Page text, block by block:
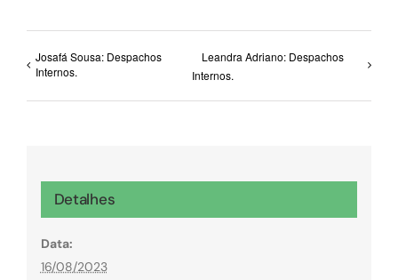
Josafá Sousa: Despachos
Internos.
Leandra Adriano: Despachos
Internos.
Detalhes
Data:
16/08/2023